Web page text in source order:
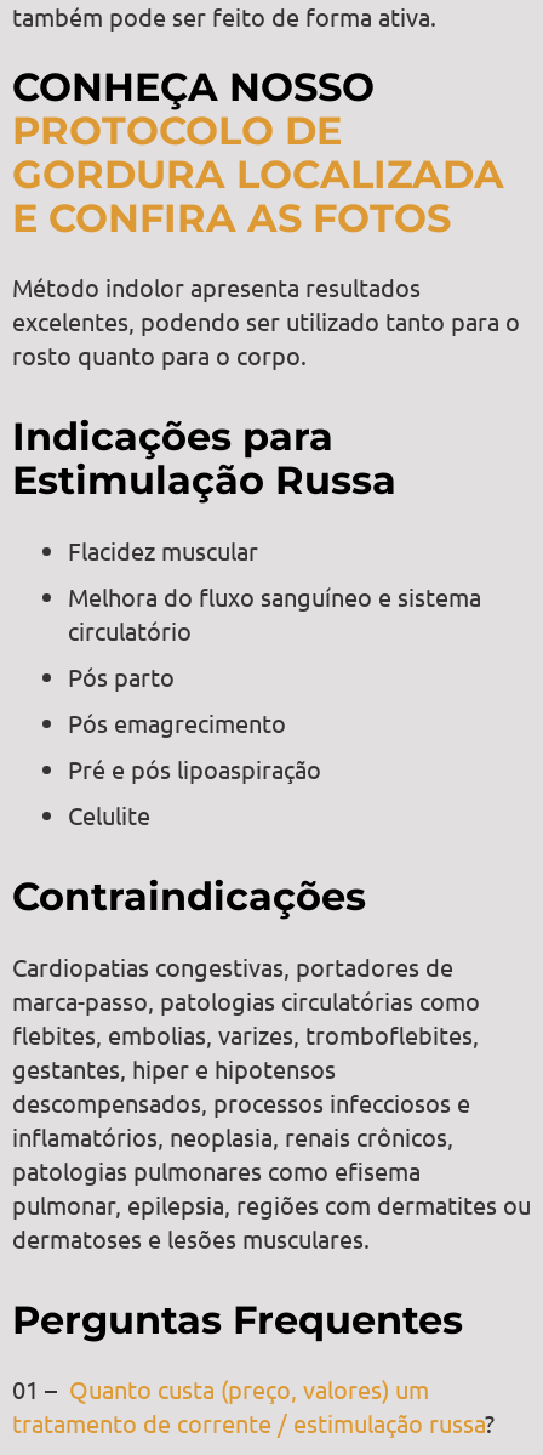
também pode ser feito de forma ativa.
CONHEÇA NOSSO
PROTOCOLO DE
GORDURA LOCALIZADA
E CONFIRA AS FOTOS
Método indolor apresenta resultados
excelentes, podendo ser utilizado tanto para o
rosto quanto para o corpo.
Indicações para
Estimulação Russa
Flacidez muscular
Melhora do fluxo sanguíneo e sistema
circulatório
Pós parto
Pós emagrecimento
Pré e pós lipoaspiração
Celulite
Contraindicações
Cardiopatias congestivas, portadores de
marca-passo, patologias circulatórias como
flebites, embolias, varizes, tromboflebites,
gestantes, hiper e hipotensos
descompensados, processos infecciosos e
inflamatórios, neoplasia, renais crônicos,
patologias pulmonares como efisema
pulmonar, epilepsia, regiões com dermatites ou
dermatoses e lesões musculares.
Perguntas Frequentes
01 – Quanto custa (preço, valores) um
tratamento de corrente / estimulação russa?